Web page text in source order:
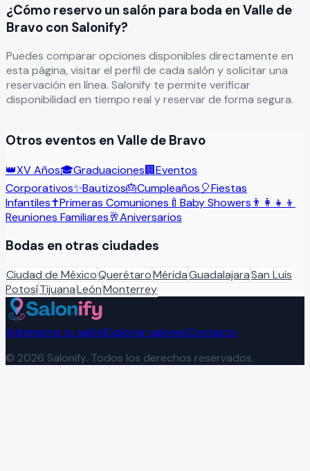
¿Cómo reservo un salón para boda en Valle de
Bravo con Salonify?
Puedes comparar opciones disponibles directamente en
esta página, visitar el perfil de cada salón y solicitar una
reservación en línea. Salonify te permite verificar
disponibilidad en tiempo real y reservar de forma segura.
Otros eventos en Valle de Bravo
👑XV Años🎓Graduaciones🏢Eventos
Corporativos✨Bautizos🎂Cumpleaños🎈Fiestas
Infantiles✝️Primeras Comuniones 🍼 Baby Showers 👨‍👩‍👧‍👦
Reuniones Familiares🥂Aniversarios
Bodas en otras ciudades
Ciudad de MéxicoQuerétaroMéridaGuadalajaraSan Luis
PotosíTijuanaLeónMonterrey
Administra tu salónExplorar salonesContacto
© 2026 Salonify. Todos los derechos reservados.